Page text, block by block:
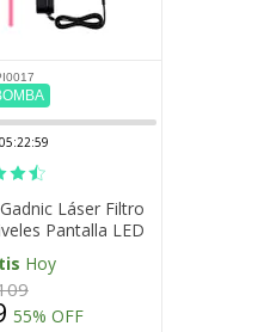
05:22:58
Láser Filtro
Pantalla LED
Hoy
55% OFF